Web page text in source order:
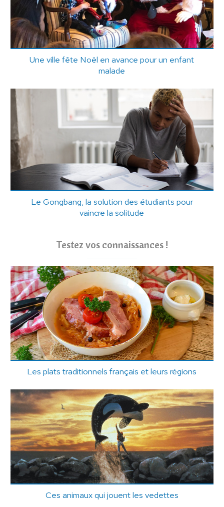
Une ville fête Noël en avance pour un enfant
malade
Le Gongbang, la solution des étudiants pour
vaincre la solitude
Testez vos connaissances !
Les plats traditionnels français et leurs régions
Ces animaux qui jouent les vedettes